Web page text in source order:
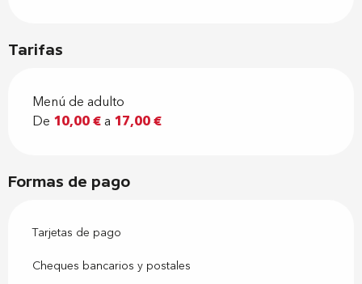
Tarifas
Menú de adulto
De 10,00 €a 17,00 €
Formas de pago
Tarjetas de pago
Cheques bancarios y postales